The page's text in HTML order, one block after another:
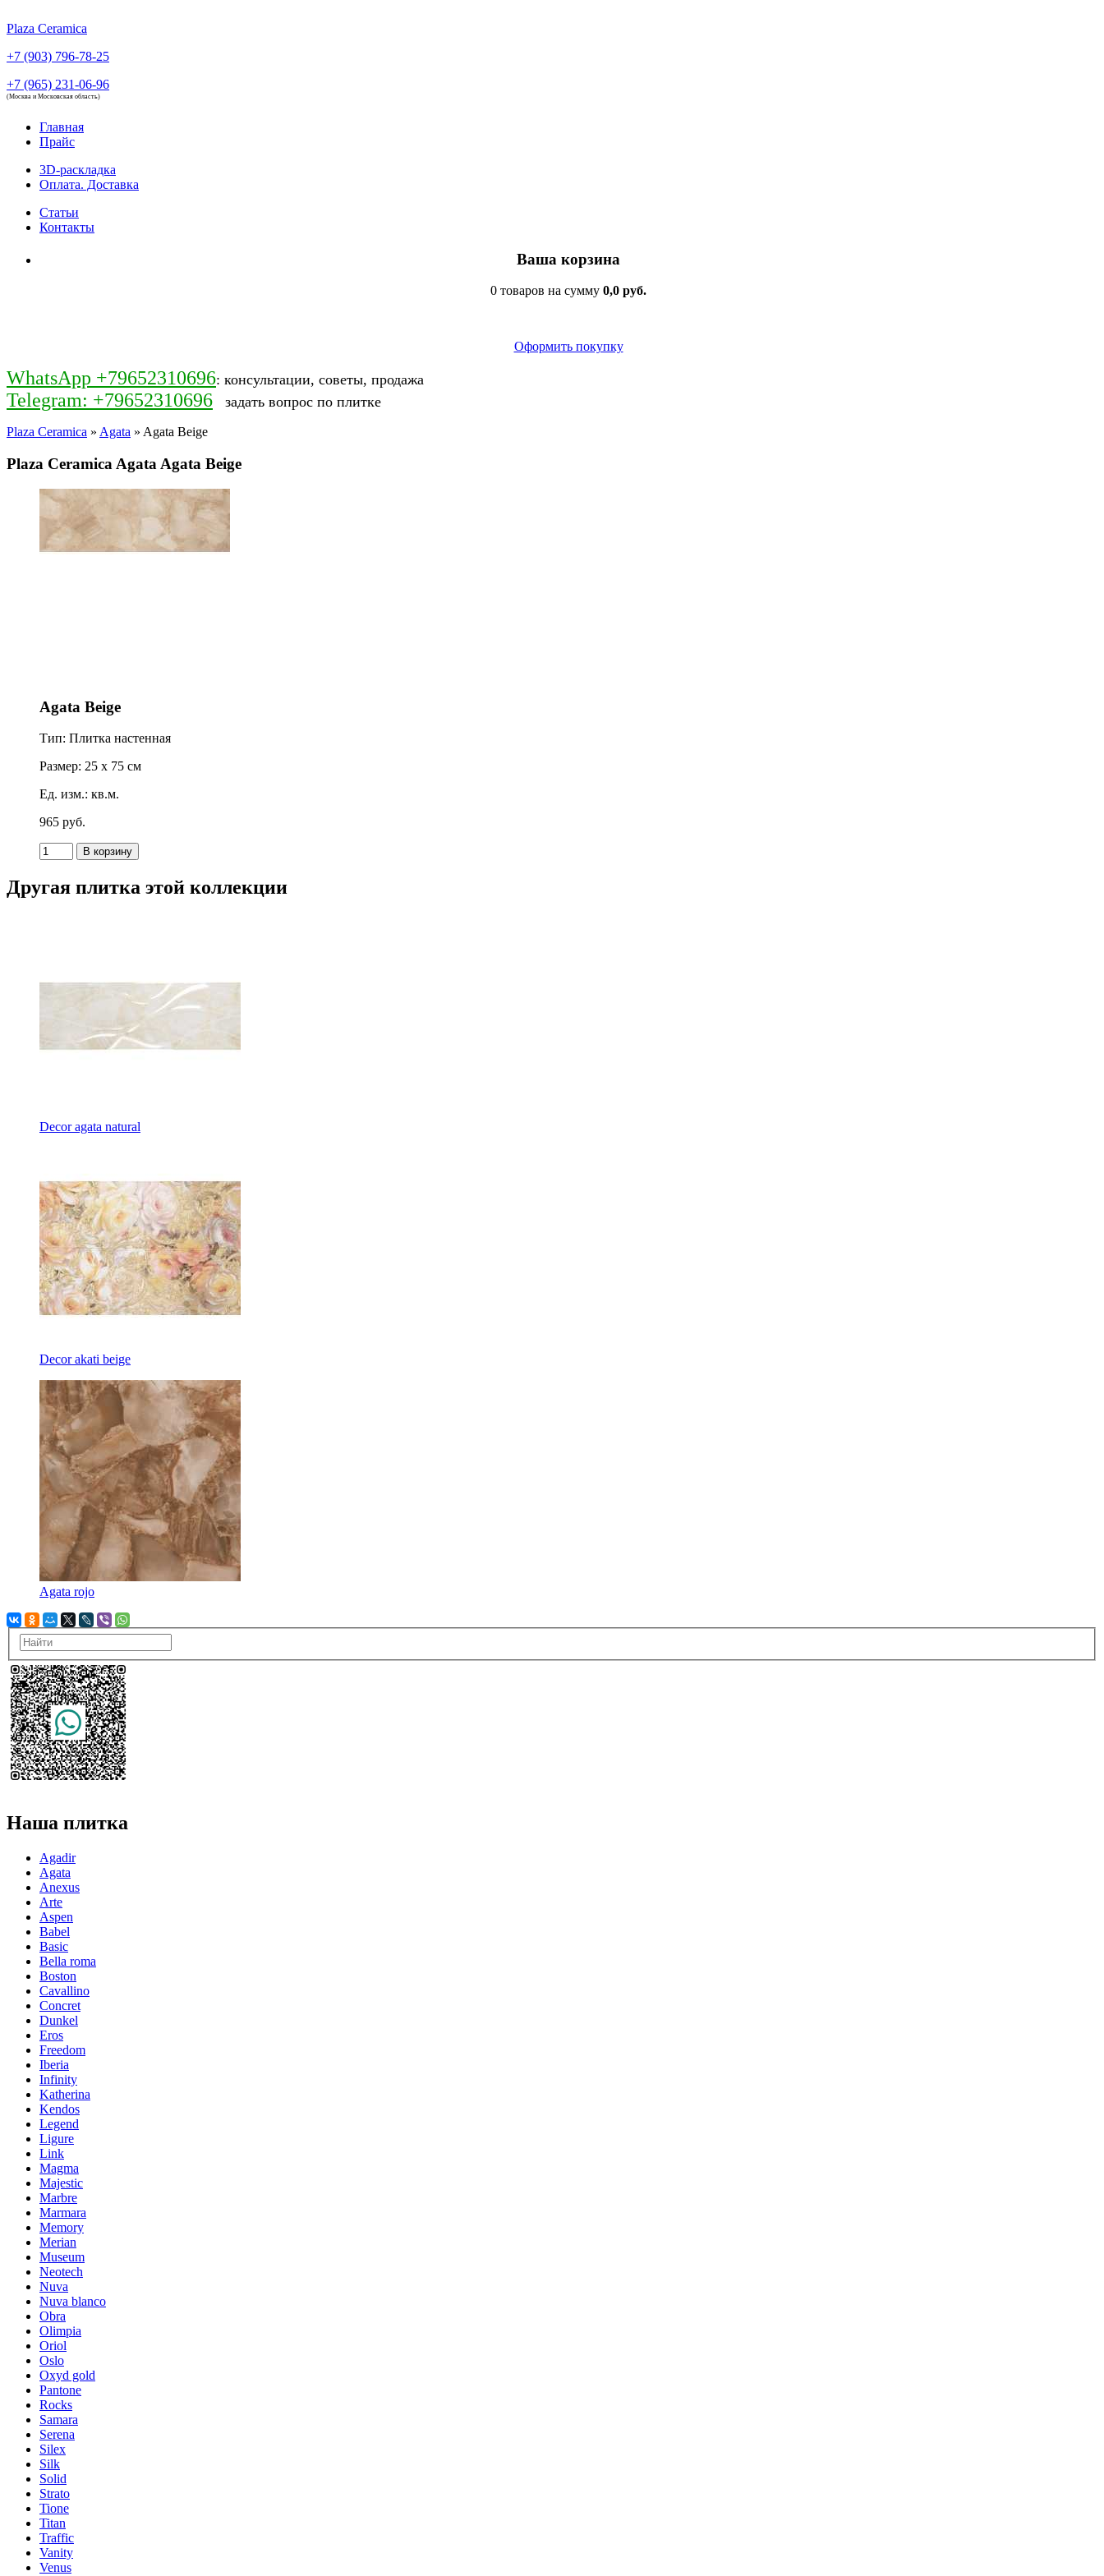
Plaza Ceramica
+7 (903) 796-78-25
+7 (965) 231-06-96
(Москва и Московская область)
Главная
Прайс
3D-раскладка
Оплата. Доставка
Статьи
Контакты
Ваша корзина
0 товаров на сумму 0,0 руб.
Оформить покупку
WhatsApp +79652310696: консультации, советы, продажа
Telegram: +79652310696 задать вопрос по плитке
Plaza Ceramica » Agata » Agata Beige
Plaza Ceramica Agata Agata Beige
Agata Beige
Тип: Плитка настенная
Размер: 25 x 75 см
Ед. изм.: кв.м.
965 pуб.
Другая плитка этой коллекции
Decor agata natural
Decor akati beige
Agata rojo
Наша плитка
Agadir
Agata
Anexus
Arte
Aspen
Babel
Basic
Bella roma
Boston
Cavallino
Concret
Dunkel
Eros
Freedom
Iberia
Infinity
Katherina
Kendos
Legend
Ligure
Link
Magma
Majestic
Marbre
Marmara
Memory
Merian
Museum
Neotech
Nuva
Nuva blanco
Obra
Olimpia
Oriol
Oslo
Oxyd gold
Pantone
Rocks
Samara
Serena
Silex
Silk
Solid
Strato
Tione
Titan
Traffic
Vanity
Venus